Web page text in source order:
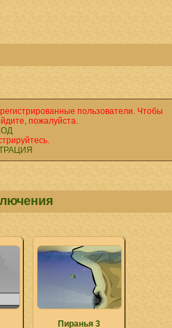
пользователи. Чтобы
пожалуйста.
Пиранья 3